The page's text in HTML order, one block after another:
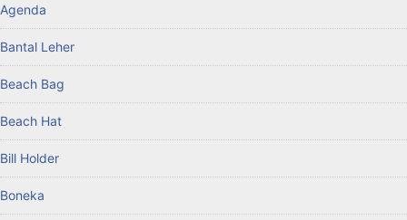
Agenda
Bantal Leher
Beach Bag
Beach Hat
Bill Holder
Boneka